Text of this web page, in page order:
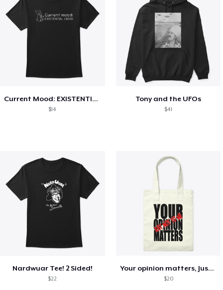
Current Mood: EXISTENTIAL CRISIS
$14
Tony and the UFOs
$41
Nardwuar Tee! 2 Sided!
$22
Your opinion matters, Just not to me!
$20